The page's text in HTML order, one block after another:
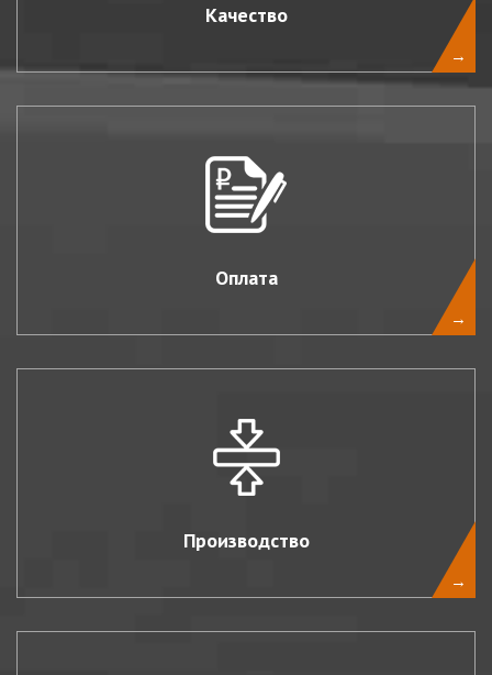
Качество
→
Оплата
→
Производство
→